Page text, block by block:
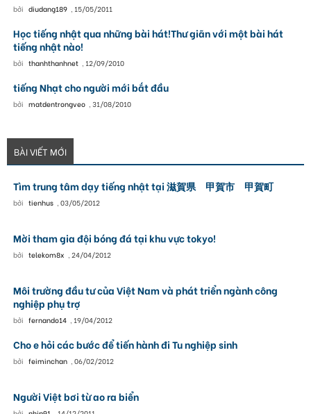
bởi diudang189 , 15/05/2011
Học tiếng nhật qua những bài hát!Thư giãn với một bài hát
tiếng nhật nào!
bởi thanhthanhnet , 12/09/2010
tiếng Nhạt cho người mới bắt đầu
bởi matdentrongveo , 31/08/2010
BÀI VIẾT MỚI
Tìm trung tâm dạy tiếng nhật tại 滋賀県 甲賀市 甲賀町
bởi tienhus , 03/05/2012
Mời tham gia đội bóng đá tại khu vực tokyo!
bởi telekom8x , 24/04/2012
Môi trường đầu tư của Việt Nam và phát triển ngành công
nghiệp phụ trợ
bởi fernando14 , 19/04/2012
Cho e hỏi các bước để tiến hành đi Tu nghiệp sinh
bởi feiminchan , 06/02/2012
Người Việt bơi từ ao ra biển